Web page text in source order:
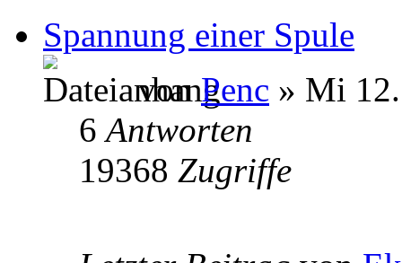
Spannung einer Spule
vonPenc » Mi
6Antworten
19368 Zugriffe